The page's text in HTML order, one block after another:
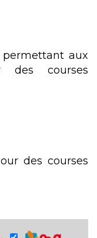
aux
des courses
des courses